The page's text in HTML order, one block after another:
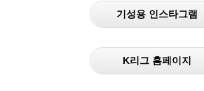
기성용 인스타그램
K리그 홈페이지